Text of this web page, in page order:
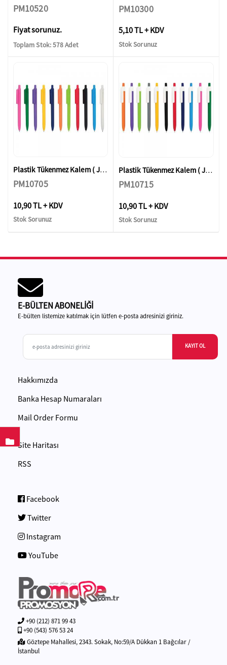
PM10520
Fiyat sorunuz.
Toplam Stok: 578 Adet
PM10300
5,10 TL + KDV
Stok Sorunuz
Plastik Tükenmez Kalem ( Jel Refil )
PM10705
10,90 TL + KDV
Stok Sorunuz
Plastik Tükenmez Kalem ( Jel Refil )
PM10715
10,90 TL + KDV
Stok Sorunuz
E-BÜLTEN ABONELİĞİ
E-bülten listemize katılmak için lütfen e-posta adresinizi giriniz.
KAYIT OL
Hakkımızda
Banka Hesap Numaraları
Mail Order Formu
Site Haritası
RSS
Facebook
Twitter
Instagram
YouTube
+90 (212) 871 99 43
+90 (543) 576 53 24
Göztepe Mahallesi, 2343. Sokak, No:59/A Dükkan 1 Bağcılar /
İstanbul